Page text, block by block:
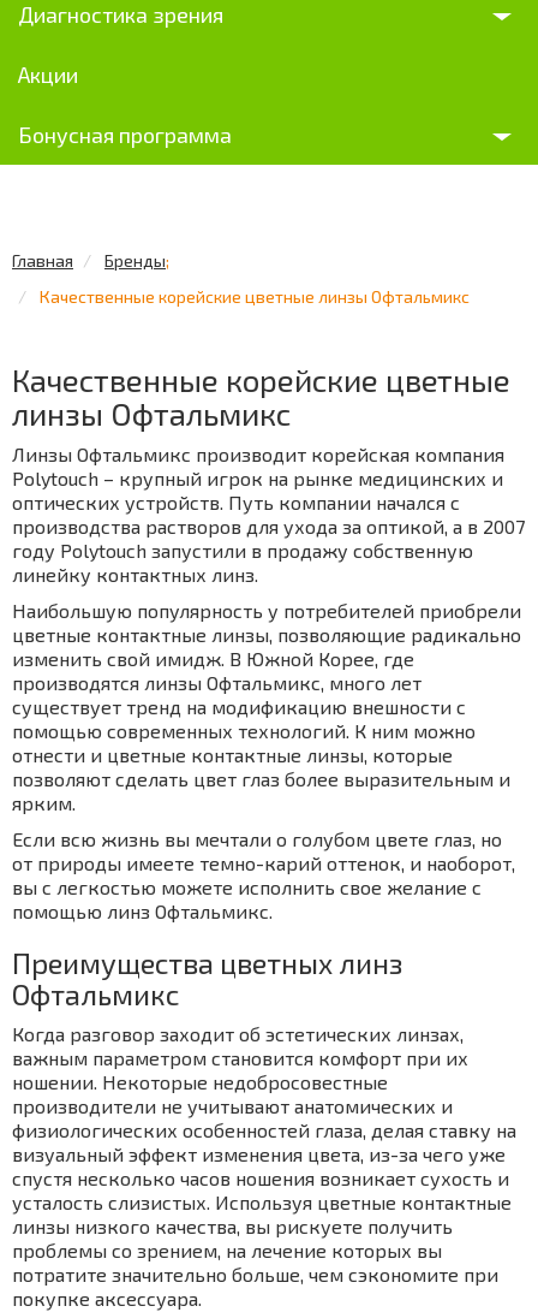
Диагностика зрения
Акции
Бонусная программа
Главная Бренды;
Качественные корейские цветные линзы Офтальмикс
Качественные корейские цветные
линзы Офтальмикс
Линзы Офтальмикс производит корейская компания
Polytouch – крупный игрок на рынке медицинских и
оптических устройств. Путь компании начался с
производства растворов для ухода за оптикой, а в 2007
году Polytouch запустили в продажу собственную
линейку контактных линз.
Наибольшую популярность у потребителей приобрели
цветные контактные линзы, позволяющие радикально
изменить свой имидж. В Южной Корее, где
производятся линзы Офтальмикс, много лет
существует тренд на модификацию внешности с
помощью современных технологий. К ним можно
отнести и цветные контактные линзы, которые
позволяют сделать цвет глаз более выразительным и
ярким.
Если всю жизнь вы мечтали о голубом цвете глаз, но
от природы имеете темно-карий оттенок, и наоборот,
вы с легкостью можете исполнить свое желание с
помощью линз Офтальмикс.
Преимущества цветных линз
Офтальмикс
Когда разговор заходит об эстетических линзах,
важным параметром становится комфорт при их
ношении. Некоторые недобросовестные
производители не учитывают анатомических и
физиологических особенностей глаза, делая ставку на
визуальный эффект изменения цвета, из-за чего уже
спустя несколько часов ношения возникает сухость и
усталость слизистых. Используя цветные контактные
линзы низкого качества, вы рискуете получить
проблемы со зрением, на лечение которых вы
потратите значительно больше, чем сэкономите при
покупке аксессуара.